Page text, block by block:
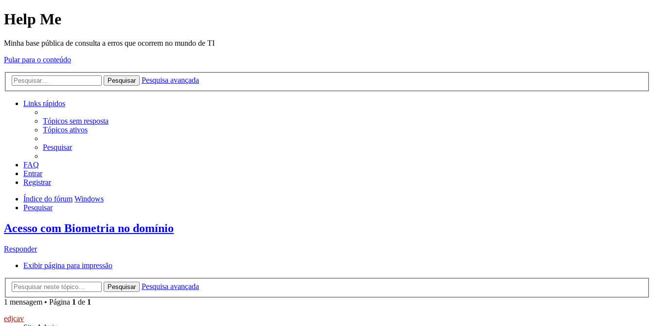
Help Me
Minha base pública de consulta a erros que ocorrem no mundo de TI
Pular para o conteúdo
Pesquisar Pesquisa avançada
Links rápidos
Tópicos sem resposta
Tópicos ativos
Pesquisar
FAQ
Entrar
Registrar
Índice do fórum Windows
Pesquisar
Acesso com Biometria no domínio
Responder
Exibir página para impressão
Pesquisar
Pesquisa avançada
1 mensagem • Página 1 de 1
edjcav